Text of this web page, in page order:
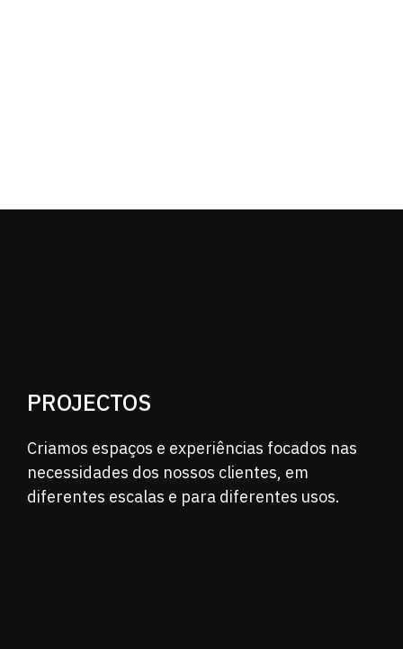
PROJECTOS
Criamos espaços e experiências focados nas
necessidades dos nossos clientes, em
diferentes escalas e para diferentes usos.